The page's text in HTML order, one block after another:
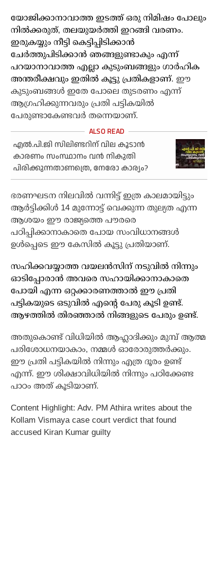
യോജിക്കാനാവാത്ത ഇടത്ത് ഒരു നിമിഷം പോലും
നില്‍ക്കരുത്, തലയുയര്‍ത്തി ഇറങ്ങി വരണം.
ഇരുകയ്യും നീട്ടി കെട്ടിപ്പിടിക്കാന്‍
ചേര്‍ത്തുപിടിക്കാന്‍ ഞങ്ങളുണ്ടാകും എന്ന്
പറയാനാവാത്ത എല്ലാ കുടുംബങ്ങളും ഗാര്‍ഹിക
അന്തരീക്ഷവും ഇതില്‍ കൂട്ടു പ്രതികളാണ്. ഈ
കുടുംബങ്ങള്‍ ഇതേ പോലെ തുടരണം എന്ന്
ആഗ്രഹിക്കുന്നവരും പ്രതി പട്ടികയില്‍
പേരുണ്ടാകേണ്ടവര്‍ തന്നെയാണ്.
എൽ.പി.ജി സിലിണ്ടറിന് വില കൂടാൻ
കാരണം സംസ്ഥാനം വൻ നികുതി
പിരിക്കുന്നതാണത്രെ, നേരോ കാര്യം?
ഭരണഘടന നിലവില്‍ വന്നിട്ട് ഇത്ര കാലമായിട്ടും
ആര്‍ട്ടിക്കിള്‍ 14 മുന്നോട്ട് വെക്കുന്ന തുല്യത എന്ന
ആശയം ഈ രാജ്യത്തെ പൗരരെ
പഠിപ്പിക്കാനാകാതെ പോയ സംവിധാനങ്ങള്‍
ഉള്‍പ്പെടെ ഈ കേസില്‍ കൂട്ടു പ്രതിയാണ്.
സഹിക്കവയ്യാത്ത വയലന്‍സിന് നടുവില്‍ നിന്നും
ഓടിപ്പോരാന്‍ അവരെ സഹായിക്കാനാകാതെ
പോയി എന്ന ഒറ്റക്കാരണത്താല്‍ ഈ പ്രതി
പട്ടികയുടെ ഒടുവില്‍ എന്റെ പേരു കൂടി ഉണ്ട്.
ആഴത്തില്‍ തിരഞ്ഞാല്‍ നിങ്ങളുടെ പേരും ഉണ്ട്.
അതുകൊണ്ട് വിധിയില്‍ ആഹ്ലാദിക്കും മുമ്പ് ആത്മ
പരിശോധനയാകാം, നമ്മള്‍ ഓരോരുത്തര്‍ക്കും.
ഈ പ്രതി പട്ടികയില്‍ നിന്നും എത്ര ദൂരം ഉണ്ട്
എന്ന്. ഈ ശിക്ഷാവിധിയില്‍ നിന്നും പഠിക്കേണ്ട
പാഠം അത് കൂടിയാണ്.
Content Highlight: Adv. PM Athira writes about the
Kollam Vismaya case court verdict that found
accused Kiran Kumar guilty